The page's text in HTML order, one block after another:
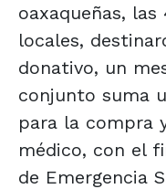
oaxaqueñas,
locales,
donativo, un
conjunto suma
para la compra
médico, con el
de Emergencia